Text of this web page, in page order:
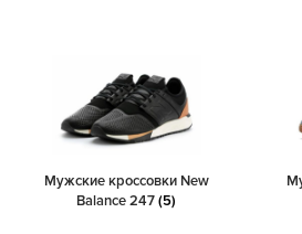
Мужские кроссовки New
Balance 247(5)